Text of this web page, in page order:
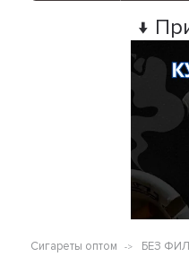
↓
Сигареты оптом БЕЗ